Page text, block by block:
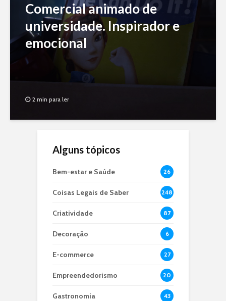
Comercial animado de
universidade. Inspirador e
emocional
2 min para ler
Alguns tópicos
Bem-estar e Saúde 26
Coisas Legais de Saber 248
Criatividade 87
Decoração 6
E-commerce 27
Empreendedorismo 20
Gastronomia 43